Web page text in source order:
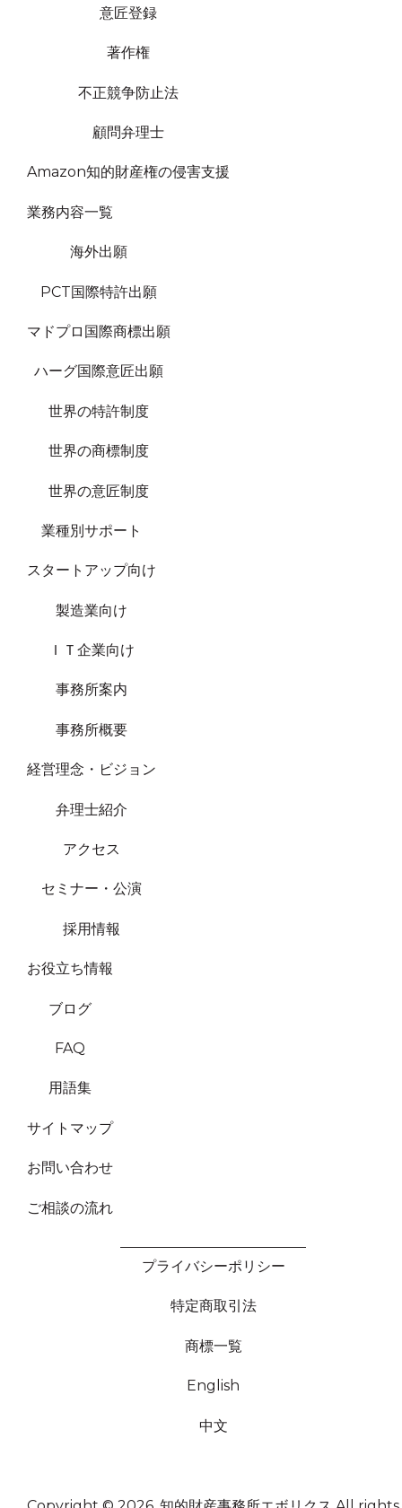
意匠登録
著作権
不正競争防止法
顧問弁理士
Amazon知的財産権の侵害支援
業務内容一覧
海外出願
PCT国際特許出願
マドプロ国際商標出願
ハーグ国際意匠出願
世界の特許制度
世界の商標制度
世界の意匠制度
業種別サポート
スタートアップ向け
製造業向け
ＩＴ企業向け
事務所案内
事務所概要
経営理念・ビジョン
弁理士紹介
アクセス
セミナー・公演
採用情報
お役立ち情報
ブログ
FAQ
用語集
サイトマップ
お問い合わせ
ご相談の流れ
プライバシーポリシー
特定商取引法
商標一覧
English
中文